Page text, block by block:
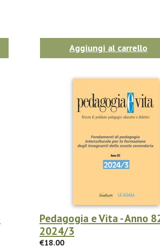
Aggiungi al carrello
Pedagogia e Vita - Anno
2024/3
€18.00